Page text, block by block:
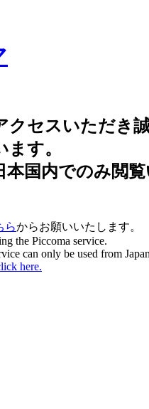
クセスいただき
す。
本国内でのみ閲
らからお願いいたします。
the Piccoma service.
can only be used from
here.